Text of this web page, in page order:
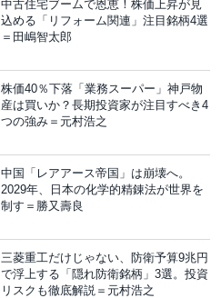
中古住宅ブームで恩恵！株価上昇が見
込める「リフォーム関連」注目銘柄4選
＝田嶋智太郎
株価40％下落「業務スーパー」神戸物
産は買いか？長期投資家が注目すべき4
つの強み＝元村浩之
中国「レアアース帝国」は崩壊へ。
2029年、日本の化学的精錬法が世界を
制す＝勝又壽良
三菱重工だけじゃない、防衛予算9兆円
で浮上する「隠れ防衛銘柄」3選。投資
リスクも徹底解説＝元村浩之